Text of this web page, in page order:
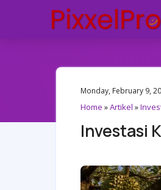
Monday, February 9,
Home »Artikel »
Investasi